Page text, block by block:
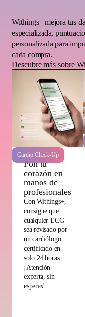
Withings+ mejora tus
especializada,
personalizada para
cada compra.
Descubre más sobre
Cardio Check-Up
Pon tu
corazón en
manos de
profesionales
Con Withings+,
consigue que
cualquier ECG
sea revisado por
un cardiólogo
certificado en
solo 24 horas.
¡Atención
experta, sin
esperas!